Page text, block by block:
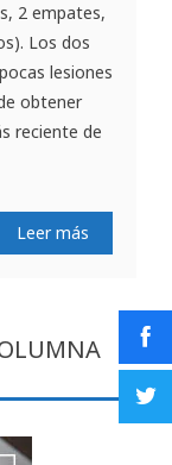
2 empates,
Los dos
lesiones
obtener
reciente de
Leer más